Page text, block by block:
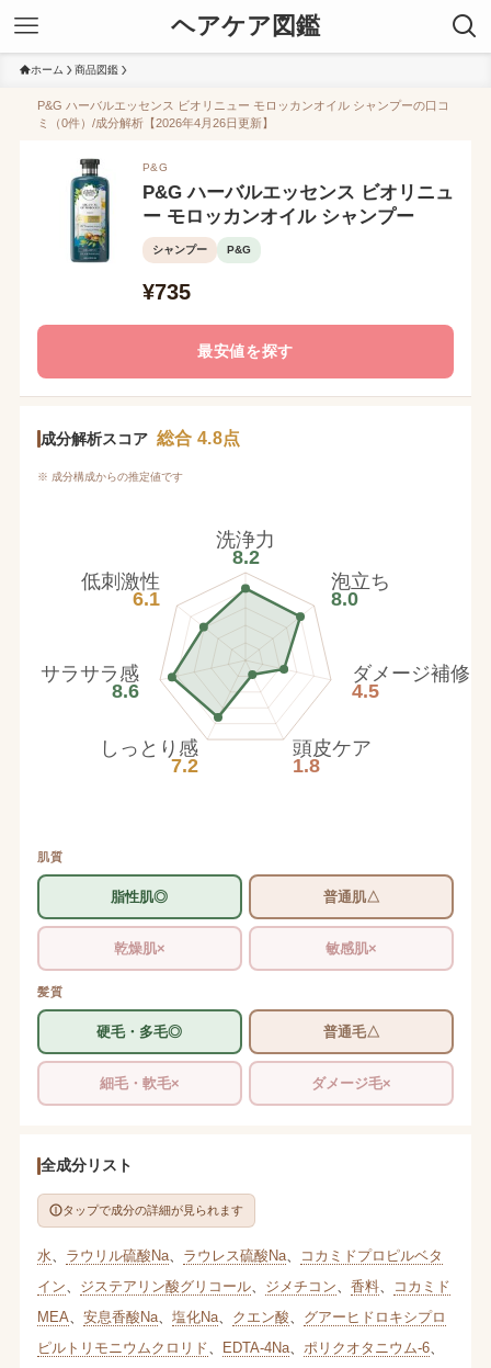
ヘアケア図鑑
ホーム 商品図鑑
P&G ハーバルエッセンス ビオリニュー モロッカンオイル シャンプーの口コ
ミ（0件）/成分解析【2026年4月26日更新】
P&G
P&G ハーバルエッセンス ビオリニュ
ー モロッカンオイル シャンプー
シャンプー P&G
¥735
最安値を探す
成分解析スコア 総合 4.8点
※ 成分構成からの推定値です
洗浄力
8.2
泡立ち
8.0
ダメージ補修
4.5
頭皮ケア
1.8
しっとり感
7.2
サラサラ感
8.6
低刺激性
6.1
肌質
脂性肌◎ 普通肌△
乾燥肌× 敏感肌×
髪質
硬毛・多毛◎ 普通毛△
細毛・軟毛× ダメージ毛×
全成分リスト
タップで成分の詳細が見られます
水 ラウリル硫酸Na、 ラウレス硫酸Na、
コカミドプロピルベタ
イン
ジステアリン酸グリコール、 ジメチコン 香料、
コカミド
MEA
安息香酸Na、 塩化Na、 クエン酸
グアーヒドロキシプロ
ピルトリモニウムクロリド
EDTA-4Na、 ポリクオタニウム-6、